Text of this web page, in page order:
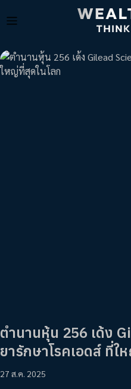
ตำนานหุ้น 256 เด้ง
ยารักษาโรคเอดส์ ที่ใ
27 ส.ค. 2025